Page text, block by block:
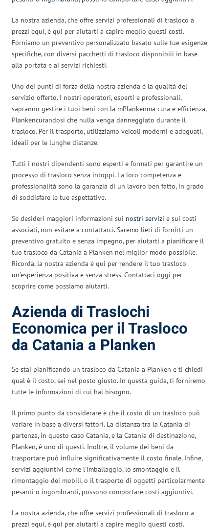
La nostra azienda, che offre servizi professionali di trasloco a
prezzi equi, è qui per aiutarti a capire meglio questi costi.
Forniamo un preventivo personalizzato basato sulle tue esigenze
specifiche, con diversi pacchetti di trasloco disponibili in base
alla portata e ai servizi richiesti.
Uno dei punti di forza della nostra azienda è la qualità del
servizio offerto. I nostri operatori, esperti e professionali,
sapranno gestire i tuoi beni con la mPlankenma cura e efficienza,
Plankencurandosi che nulla venga danneggiato durante il
trasloco. Per il trasporto, utilizziamo veicoli moderni e adeguati,
ideali per le lunghe distanze.
Tutti i nostri dipendenti sono esperti e formati per garantire un
processo di trasloco senza intoppi. La loro competenza e
professionalità sono la garanzia di un lavoro ben fatto, in grado
di soddisfare le tue aspettative.
Se desideri maggiori informazioni sui nostri servizi e sui costi
associati, non esitare a contattarci. Saremo lieti di fornirti un
preventivo gratuito e senza impegno, per aiutarti a pianificare il
tuo trasloco da Catania a Planken nel miglior modo possibile.
Ricorda, la nostra azienda è qui per rendere il tuo trasloco
un’esperienza positiva e senza stress. Contattaci oggi per
scoprire come possiamo aiutarti.
Azienda di Traslochi
Economica per il Trasloco
da Catania a Planken
Se stai pianificando un trasloco da Catania a Planken e ti chiedi
qual è il costo, sei nel posto giusto. In questa guida, ti forniremo
tutte le informazioni di cui hai bisogno.
Il primo punto da considerare è che il costo di un trasloco può
variare in base a diversi fattori. La distanza tra la Catania di
partenza, in questo caso Catania, e la Catania di destinazione,
Planken, è uno di questi. Inoltre, il volume dei beni da
trasportare può influire significativamente il costo finale. Infine,
servizi aggiuntivi come l’imballaggio, lo smontaggio e il
rimontaggio dei mobili, o il trasporto di oggetti particolarmente
pesanti o ingombranti, possono comportare costi aggiuntivi.
La nostra azienda, che offre servizi professionali di trasloco a
prezzi equi, è qui per aiutarti a capire meglio questi costi.